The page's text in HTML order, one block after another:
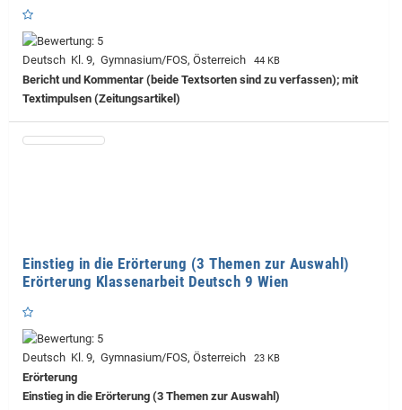
Deutsch Kl. 9, Gymnasium/FOS, Österreich 44 KB
Bericht und Kommentar (beide Textsorten sind zu verfassen); mit
Textimpulsen (Zeitungsartikel)
Einstieg in die Erörterung (3 Themen zur Auswahl)
Erörterung Klassenarbeit Deutsch 9 Wien
Deutsch Kl. 9, Gymnasium/FOS, Österreich 23 KB
Erörterung
Einstieg in die Erörterung (3 Themen zur Auswahl)